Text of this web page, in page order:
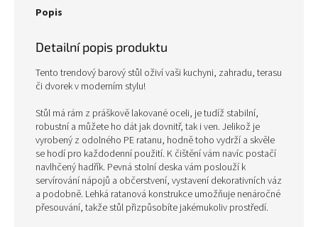
Popis
Detailní popis produktu
Tento trendový barový stůl oživí vaši kuchyni, zahradu, terasu
či dvorek v moderním stylu!
Stůl má rám z práškově lakované oceli, je tudíž stabilní,
robustní a můžete ho dát jak dovnitř, tak i ven. Jelikož je
vyrobený z odolného PE ratanu, hodně toho vydrží a skvěle
se hodí pro každodenní použití. K čištění vám navíc postačí
navlhčený hadřík. Pevná stolní deska vám poslouží k
servírování nápojů a občerstvení, vystavení dekorativních váz
a podobně. Lehká ratanová konstrukce umožňuje nenáročné
přesouvání, takže stůl přizpůsobíte jakémukoliv prostředí.